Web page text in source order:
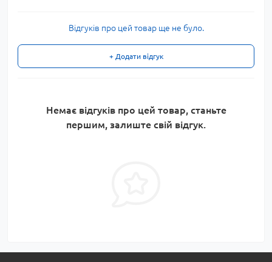
Відгуків про цей товар ще не було.
+ Додати відгук
Немає відгуків про цей товар, станьте
першим, залиште свій відгук.